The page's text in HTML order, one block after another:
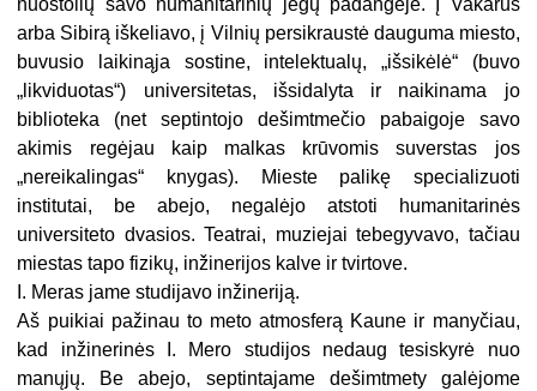
nuostolių savo humanitarinių jėgų padangėje. Į Vakarus
arba Sibirą iškeliavo, į Vilnių persikraustė dauguma miesto,
buvusio laikinąja sostine, intelektualų, „išsikėlė“ (buvo
„likviduotas“) universitetas, išsidalyta ir naikinama jo
biblioteka (net septintojo dešimtmečio pabaigoje savo
akimis regėjau kaip malkas krūvomis suverstas jos
„nereikalingas“ knygas). Mieste palikę specializuoti
institutai, be abejo, negalėjo atstoti humanitarinės
universiteto dvasios. Teatrai, muziejai tebegyvavo, tačiau
miestas tapo fizikų, inžinerijos kalve ir tvirtove.
I. Meras jame studijavo inžineriją.
Aš puikiai pažinau to meto atmosferą Kaune ir manyčiau,
kad inžinerinės I. Mero studijos nedaug tesiskyrė nuo
manųjų. Be abejo, septintajame dešimtmety galėjome